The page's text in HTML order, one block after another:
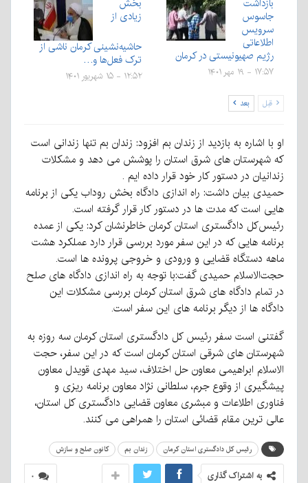
بازداشت
جاسوس
سرویس
اطلاعاتی
رژیم صهیونیستی در کرمان ‌
۱۷:۵۷ - ۱۹ مهر ۱۴۰۱
بخش
زیادی از
حاشیه‌نشینی کرمان ناشی از
ترک فعل‌ها و…
۱۲:۵۲ - ۱۵ شهریور ۱۴۰۱
قبل بعد
او با اشاره به بازدید از زندان بم افزود: زندان بم تنها زندانی است
که شهرستان های شرق استان را پوشش می دهد و مشکلات
زندانیان در دستور کار خود قرار داده ایم .
حمیدی بیان داشت: راه اندازی دادگاه بخش روداب یکی از برنامه
هایی است که مدت ها در دستور کار قرار گرفته است.
رئیس‌کل دادگستری استان کرمان خاطرنشان کرد: یکی از عمده
برنامه هایی که در این سفر مورد بررسی قرار دارد عملکرد هشت
ماهه دستگاه قضایی و ورودی و خروجی پرونده ها است.
حجت‌الاسلام حمیدی گفت:با توجه به راه اندازی دادگاه های صلح
در تمام دادگاه های شرق استان کرمان بررسی مشکلات این
دادگاه ها از دیگر برنامه های این سفر است.
گفتنی است سفر رئیس کل دادگستری استان کرمان سه روزه به
شهرستان های شرقی استان کرمان است که در این سفر، حجت
الاسلام ابراهیمی معاون حل اختلاف، سید مهدی قویدل معاون
پیشگیری از وقوع جرم، سلطانی نژاد معاون برنامه ریزی و
فناوری اطلاعات و مبشری معاون قضایی دادگستری کل استان،
عالی ترین مقام قضائی استان را همراهی می کنند.
رئیس کل دادگستری استان کرمان زندان بم کانون صلح و سازش
۰ به اشتراک گذاری